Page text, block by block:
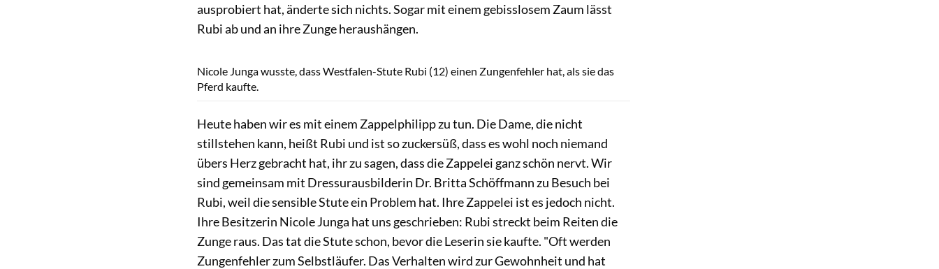
ausprobiert hat, änderte sich nichts. Sogar mit einem gebisslosem Zaum lässt
Rubi ab und an ihre Zunge heraushängen.
Nicole Junga wusste, dass Westfalen-Stute Rubi (12) einen Zungenfehler hat, als sie das
Pferd kaufte.
Heute haben wir es mit einem Zappelphilipp zu tun. Die Dame, die nicht
stillstehen kann, heißt Rubi und ist so zuckersüß, dass es wohl noch niemand
übers Herz gebracht hat, ihr zu sagen, dass die Zappelei ganz schön nervt. Wir
sind gemeinsam mit Dressur­ausbilderin Dr. Britta Schöffmann zu Besuch bei
Rubi, weil die sensible Stute ein Problem hat. Ihre Zappelei ist es jedoch nicht.
Ihre Besitzerin Nicole Junga hat uns geschrieben: Rubi streckt beim Reiten die
Zunge raus. Das tat die Stute schon, bevor die Leserin sie kaufte. "Oft werden
Zungenfehler zum Selbstläufer. Das Verhalten wird zur Gewohnheit und hat